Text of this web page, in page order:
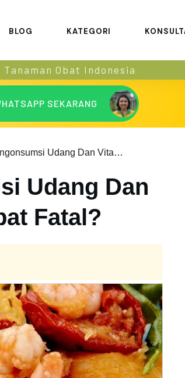
BLOG KATEGORI
Tanaman Obat Indonesia
SEKARANG
Benarkah Mengonsumsi Udang Dan Vitamin C Bisa Berakibat Fatal?
Udang Dan
Fatal?